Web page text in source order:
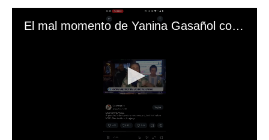
El mal momento de Yanina Gasañol con un hincha argentino en "Subrayado"